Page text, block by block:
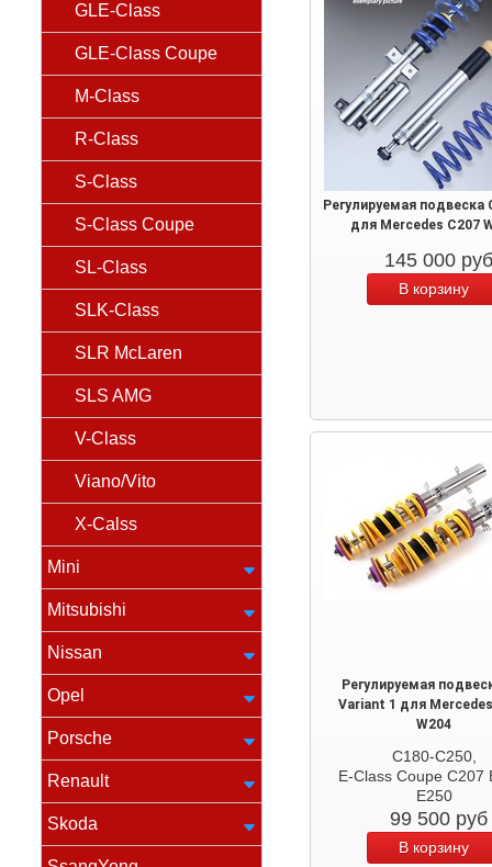
GLE-Class
GLE-Class Coupe
M-Class
R-Class
S-Class
S-Class Coupe
SL-Class
SLK-Class
SLR McLaren
SLS AMG
V-Class
Viano/Vito
X-Calss
Mini
Mitsubishi
Nissan
Opel
Porsche
Renault
Skoda
Регулируемая подвеска
для Mercedes C207
145 000 руб
Регулируемая
Variant 1 для
W204
C180-C250,
E-Class Coupe C207
E250
99 500 руб